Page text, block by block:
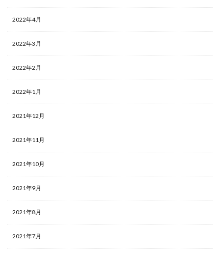
2022年4月
2022年3月
2022年2月
2022年1月
2021年12月
2021年11月
2021年10月
2021年9月
2021年8月
2021年7月